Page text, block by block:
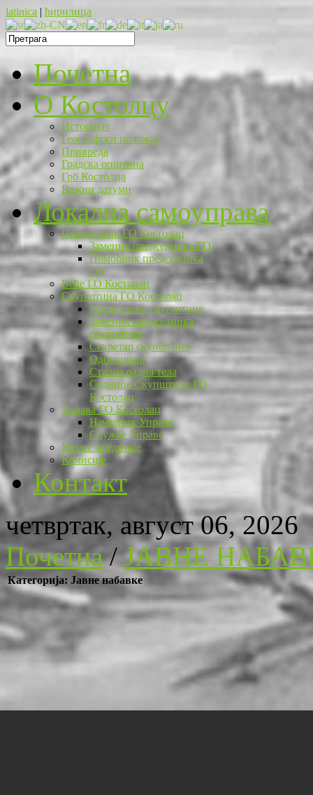
latinica | ћирилица
Почетна
O Костолцу
Историјат
Географски положај
Привреда
Градска општина
Грб Костолца
Важни датуми
Локална самоуправа
Председник ГО Костолац
Заменик председника ГО
Помоћник председника
ГО
Веће ГО Костолац
Скупштина ГО Костолац
Председник скупштине
Заменик председника
скупштине
Секретар скупштине
Одборници
Стална радна тела
Седнице Скупштине ГО
Костолац
Управа ГО Костолац
Начелник Управе
Службе Управе
Месне заједнице
Комисије
Контакт
четвртак, август 06, 2026
Почетна/ЈАВНЕ
Категорија: Јавне набавке